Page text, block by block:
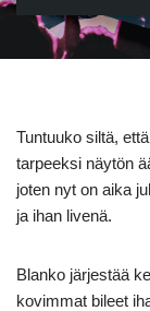
Tuntuuko siltä,
tarpeeksi näytön
joten nyt on aika
ja ihan livenä.
Blanko järjestää
kovimmat bileet